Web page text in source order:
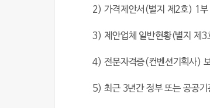
2) 가격제안서 (별지 제 2호) 1 부
3) 제안업체 일반현황(별지 제 3
4) 전문자격증(컨벤션기획사)
5) 최근 3년간 정부 또는 공공